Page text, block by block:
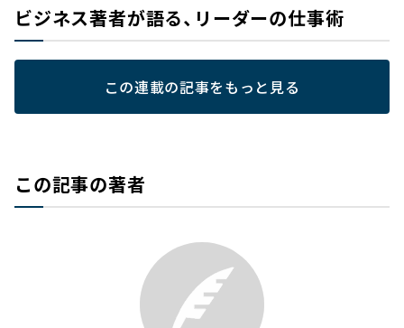
ビジネス著者が語る、リーダーの仕事術
この連載の記事をもっと見る
この記事の著者